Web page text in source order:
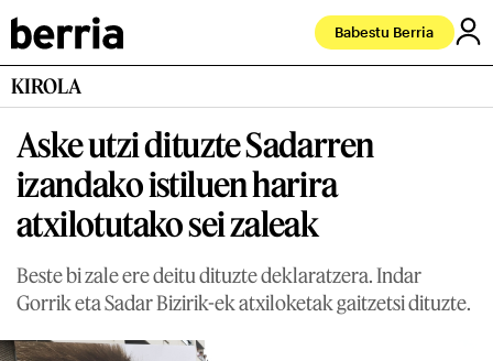
Babestu Berria
KIROLA
Aske utzi dituzte Sadarren
izandako istiluen harira
atxilotutako sei zaleak
Beste bi zale ere deitu dituzte deklaratzera. Indar
Gorrik eta Sadar Bizirik-ek atxiloketak gaitzetsi dituzte.